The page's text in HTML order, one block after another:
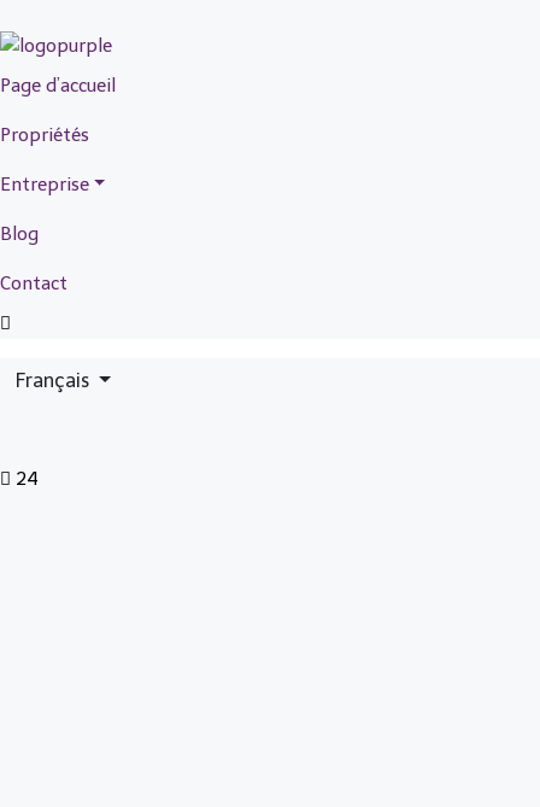
Page d’accueil
Propriétés
Entreprise
Blog
Contact
Français
24